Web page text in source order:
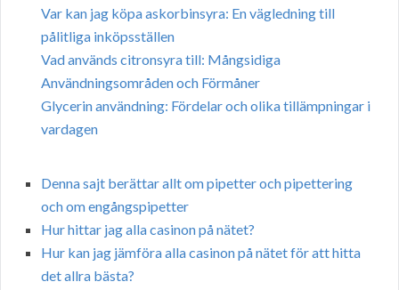
Var kan jag köpa askorbinsyra: En vägledning till
pålitliga inköpsställen
Vad används citronsyra till: Mångsidiga
Användningsområden och Förmåner
Glycerin användning: Fördelar och olika tillämpningar i
vardagen
Denna sajt berättar allt om pipetter och pipettering
och om engångspipetter
Hur hittar jag alla casinon på nätet?
Hur kan jag jämföra alla casinon på nätet för att hitta
det allra bästa?